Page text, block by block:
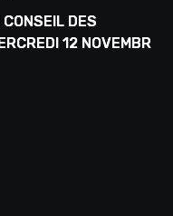
CONSEIL DES
12 NOVEMBRE